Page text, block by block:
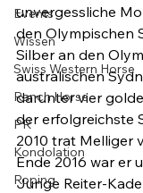
Events
Wissen
Swiss Western Horse
Ranch Horse
PR
Kondolation
Roping
unvergessliche
den Olympischen
Silber an den
australischen
darunter vier
der erfolgreichste
2010 trat Melliger
Ende 2016 war er
Junge Reiter-